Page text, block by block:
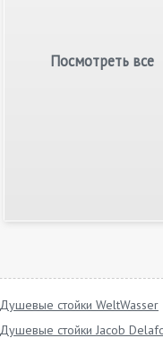
Посмотреть все
Душевые стойки WeltWasser
Душевые стойки Jacob